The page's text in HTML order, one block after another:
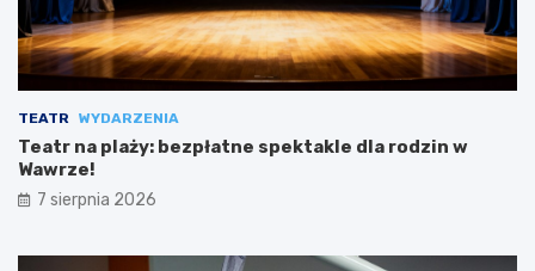
TEATR WYDARZENIA
Teatr na plaży: bezpłatne spektakle dla rodzin w
Wawrze!
7 sierpnia 2026